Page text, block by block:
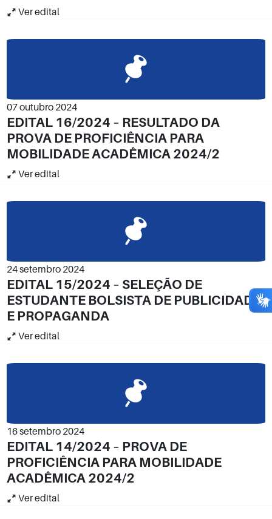
Ver edital
07 outubro 2024
EDITAL 16/2024 – RESULTADO DA
PROVA DE PROFICIÊNCIA PARA
MOBILIDADE ACADÊMICA 2024/2
Ver edital
24 setembro 2024
EDITAL 15/2024 – SELEÇÃO DE
ESTUDANTE BOLSISTA DE PUBLICIDADE
E PROPAGANDA
Ver edital
16 setembro 2024
EDITAL 14/2024 – PROVA DE
PROFICIÊNCIA PARA MOBILIDADE
ACADÊMICA 2024/2
Ver edital